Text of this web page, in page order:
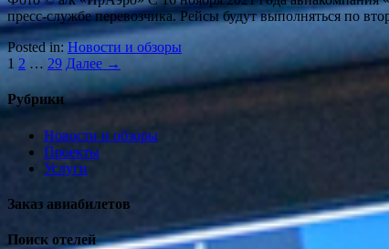
пресс-службе перевозчика. Рейсы будут выполняться по
Posted in:Новости и обзоры
1 2 … 29 Далее →
Рубрики
Новости и обзоры
Проекты
Услуги
Заказ авиабилетов
Поиск отелей